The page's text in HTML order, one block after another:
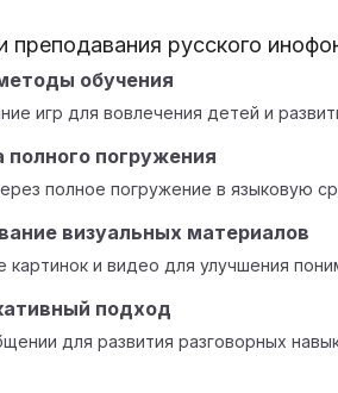
преподавания русского
обучения
игр для вовлечения детей и
погружения
полное погружение в языковую
визуальных материалов
картинок и видео для улучшения
подход
для развития разговорных